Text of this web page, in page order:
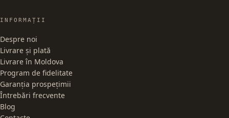
INFORMAȚII
Despre noi
Livrare și plată
Livrare în Moldova
Program de fidelitate
Garanția prospețimii
Întrebări frecvente
Blog